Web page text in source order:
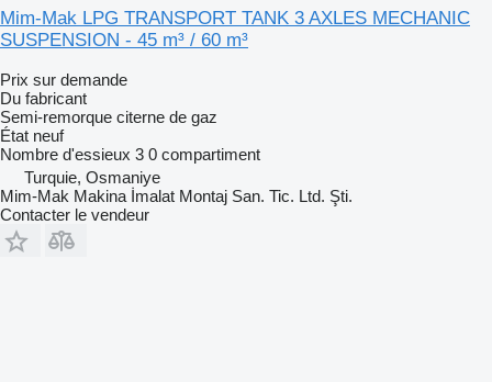
Mim-Mak LPG TRANSPORT TANK 3 AXLES MECHANIC
SUSPENSION - 45 m³ / 60 m³
Prix sur demande
Du fabricant
Semi-remorque citerne de gaz
État neuf
Nombre d'essieux 3 0 compartiment
Turquie, Osmaniye
Mim-Mak Makina İmalat Montaj San. Tic. Ltd. Şti.
Contacter le vendeur